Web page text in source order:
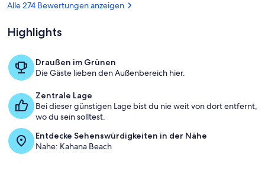
umgebaut
im
Ocean
Front
Complex
Unterkunftsgelände
Alle 274 Bewertungen anzeigen
Highlights
Draußen im Grünen
Die Gäste lieben den Außenbereich hier.
Zentrale Lage
Bei dieser günstigen Lage bist du nie weit von dort entfernt,
wo du sein solltest.
Entdecke Sehenswürdigkeiten in der Nähe
Nahe: Kahana Beach